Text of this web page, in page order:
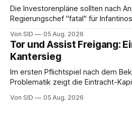
Die Investorenpläne sollten nach
Regierungschef "fatal" für
Von SID 05 Aug. 2026
Tor und Assist Freigang:
Kantersieg
Im ersten Pflichtspiel nach dem
Problematik zeigt die Eintracht-
Von SID 05 Aug. 2026